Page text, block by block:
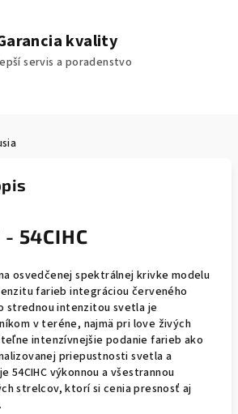
kvality
servis a poradenstvo
54CIHC
osvedčenej spektrálnej krivke modelu
farieb integráciou červeného
strednou intenzitou svetla je
v teréne, najmä pri love živých
intenzívnejšie podanie farieb ako
priepustnosti svetla a
54CIHC výkonnou a všestrannou
strelcov, ktorí si cenia presnosť aj